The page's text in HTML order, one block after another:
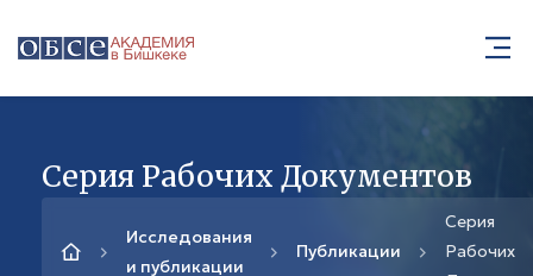
Серия Рабочих Документов
Исследования
и публикации
Публикации
Серия
Рабочих